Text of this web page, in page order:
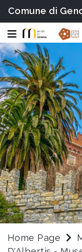
Comune di
Home Page